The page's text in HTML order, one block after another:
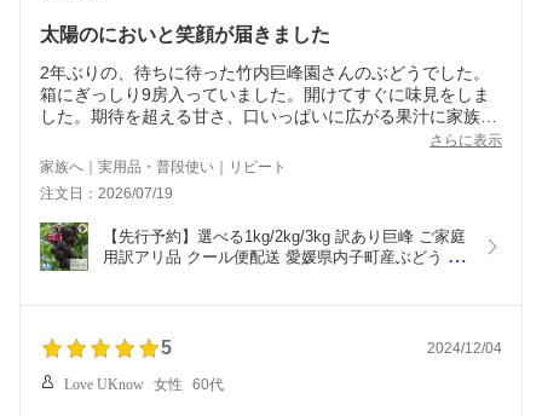
太陽のにおいと笑顔が届きました
2年ぶりの、待ちに待った竹内巨峰園さんのぶどうでした。
箱にぎっしり9房入っていました。開けてすぐに味見をしま
した。期待を超える甘さ、口いっぱいに広がる果汁に家族も
感激。あっと言う間に2房完食。人工的な甘みではなく、太
陽の恵みを感じました。ありがとうございました。
さらに表示
家族へ｜実用品・普段使い｜リピート
注文日：2026/07/19
【先行予約】選べる1kg/2kg/3kg 訳あり巨峰 ご家庭
用訳アリ品 クール便配送 愛媛県内子町産ぶどう 竹
5 2024/12/04
Love UKnow 女性 60代